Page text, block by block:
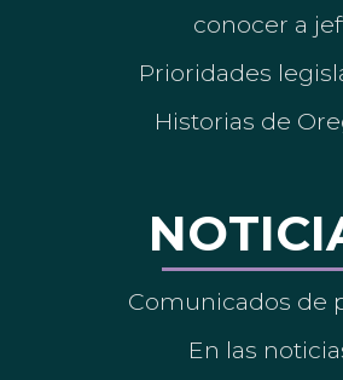
conocer a
Prioridades
Historias de
Comunicados de
En las